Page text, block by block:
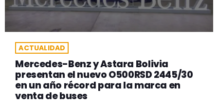
ACTUALIDAD
Mercedes-Benz y Astara Bolivia
presentan el nuevo O500RSD 2445/30
en un año récord para la marca en
venta de buses